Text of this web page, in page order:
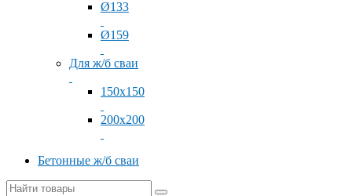
Ø133
Ø159
Для ж/б сваи
150x150
200x200
Бетонные ж/б сваи